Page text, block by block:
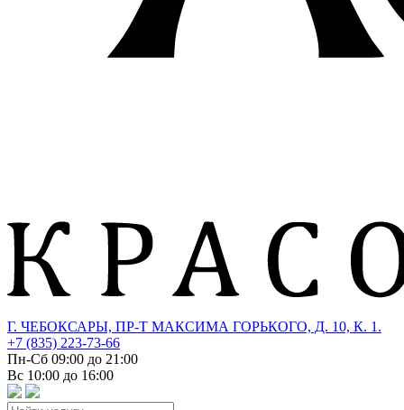
Г. ЧЕБОКСАРЫ, ПР-Т МАКСИМА ГОРЬКОГО, Д. 10, К. 1.
+7 (835) 223-73-66
Пн-Сб 09:00 до 21:00
Вс 10:00 до 16:00